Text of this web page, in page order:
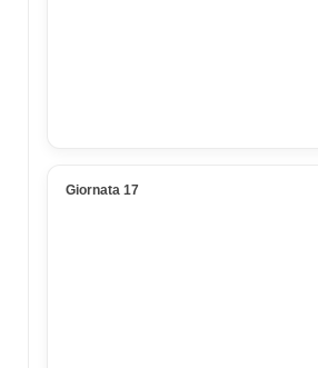
Giornata 17